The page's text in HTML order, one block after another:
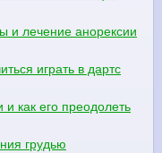
и лечение анорексии
играть в дартс
и как его преодолеть
грудью